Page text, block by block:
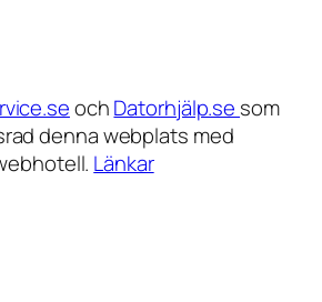
ochDatorhjälp.se som
denna webplats med
Länkar